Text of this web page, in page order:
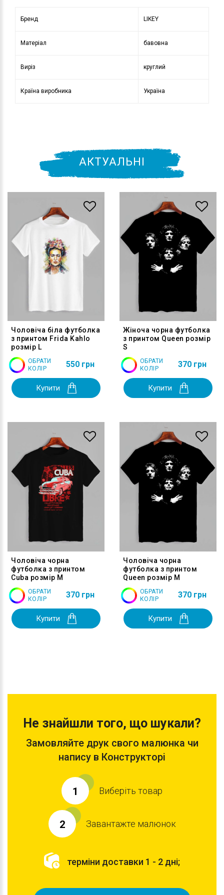
Бренд LIKEY
Матеріал бавовна
Виріз круглий
Країна виробника Україна
АКТУАЛЬНІ
Чоловіча біла футболка
з принтом Frida Kahlo
розмір L
ОБРАТИ
КОЛІР
550 грн
Купити
Жіноча чорна футболка
з принтом Queen розмір
S
ОБРАТИ
КОЛІР
370 грн
Купити
Чоловіча чорна
футболка з принтом
Cuba розмір M
ОБРАТИ
КОЛІР
370 грн
Купити
Чоловіча чорна
футболка з принтом
Queen розмір M
ОБРАТИ
КОЛІР
370 грн
Купити
Не знайшли того, що шукали?
Замовляйте друк свого малюнка чи
напису в Конструкторі
1 Виберіть товар
2 Завантажте малюнок
терміни доставки 1 - 2 дні;